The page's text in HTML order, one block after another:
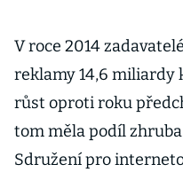
V roce 2014
reklamy 14,6 miliardy
růst oproti roku
tom měla podíl
Sdružení pro